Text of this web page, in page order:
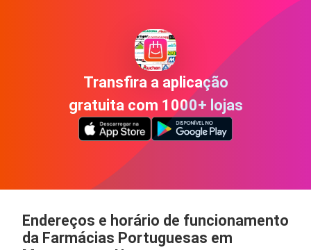
Transfira a aplicação
gratuita com 1000+ lojas
Endereços e horário de funcionamento
da Farmácias Portuguesas em